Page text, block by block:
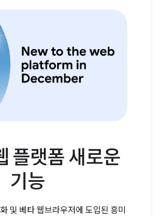
플랫폼 새로운
기능
및 베타 웹브라우저에 도입된 흥미